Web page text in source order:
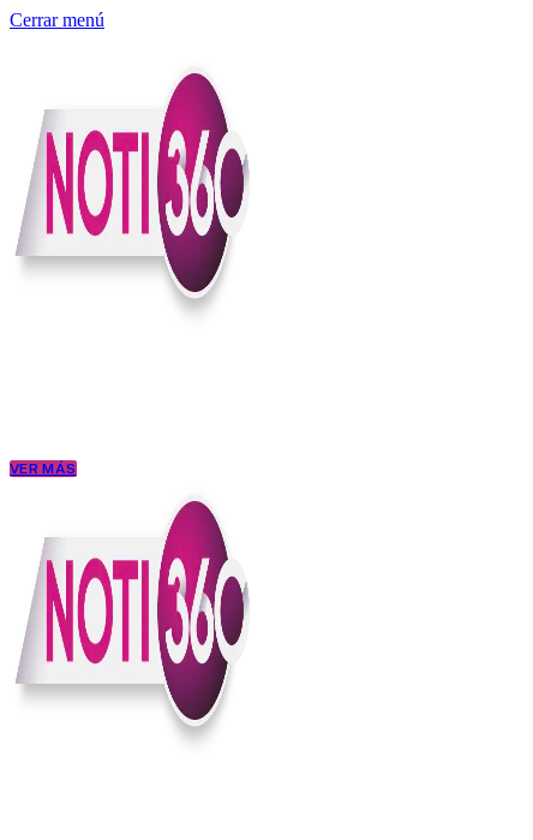
Cerrar menú
VER MÁS